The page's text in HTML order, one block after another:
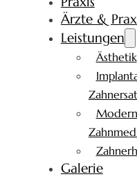
Ärzte &
Leistungen
Ästhetik
Galerie